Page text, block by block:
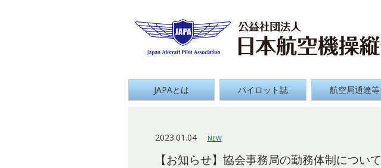
Japan Aircraft Pilot Association
JAPAとは パイロット誌 航空局通達等
2023.01.04 NEW
【お知らせ】協会事務局の勤務体制について